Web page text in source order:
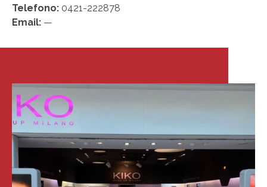
Telefono: 0421-222878
Email: —